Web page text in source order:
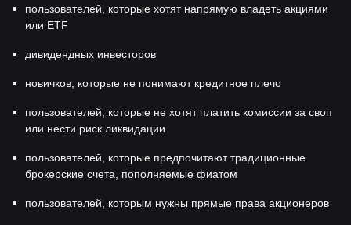
пользователей, которые хотят напрямую владеть акциями
или ETF
дивидендных инвесторов
новичков, которые не понимают кредитное плечо
пользователей, которые не хотят платить комиссии за своп
или нести риск ликвидации
пользователей, которые предпочитают традиционные
брокерские счета, пополняемые фиатом
пользователей, которым нужны прямые права акционеров